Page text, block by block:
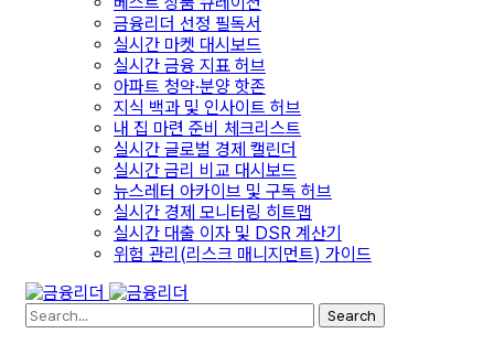
금융리더 선정 필독서
실시간 마켓 대시보드
실시간 금융 지표 허브
아파트 청약·분양 핫존
지식 백과 및 인사이트 허브
내 집 마련 준비 체크리스트
실시간 글로벌 경제 캘린더
실시간 금리 비교 대시보드
뉴스레터 아카이브 및 구독 허브
실시간 경제 모니터링 히트맵
실시간 대출 이자 및 DSR 계산기
위험 관리(리스크 매니지먼트) 가이드
Search